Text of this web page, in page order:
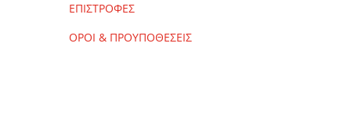
ΕΠΙΣΤΡΟΦΕΣ
ΟΡΟΙ & ΠΡΟΥΠΟΘΕΣΕΙΣ